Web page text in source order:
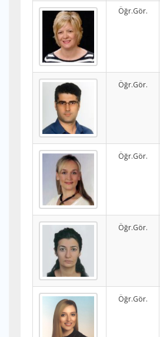
Öğr.Gör.
Öğr.Gör.
Öğr.Gör.
Öğr.Gör.
Öğr.Gör.